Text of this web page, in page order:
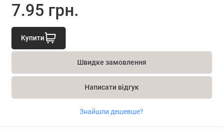
7.95 грн.
Купити
Швидке замовлення
Написати відгук
Знайшли дешевше?